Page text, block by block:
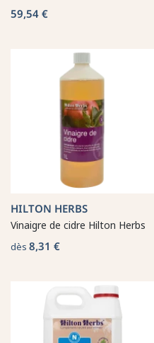
59,54 €
HILTON HERBS
Vinaigre de cidre Hilton Herbs
dès 8,31 €